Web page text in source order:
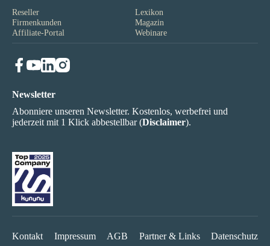
Reseller
Firmenkunden
Affiliate-Portal
Lexikon
Magazin
Webinare
Newsletter
Abonniere unseren Newsletter. Kostenlos, werbefrei und
jederzeit mit 1 Klick abbestellbar (Disclaimer).
Kontakt Impressum AGB Partner & Links Datenschutz